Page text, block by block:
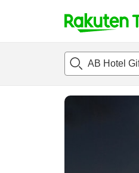
t
p
a
แนะนำที่พักห้องพักแ